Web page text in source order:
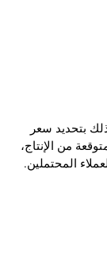
بتحديد سعر
من الإنتاج،
المحتملين.